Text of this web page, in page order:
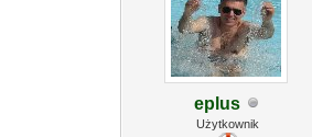
eplus
Użytkownik